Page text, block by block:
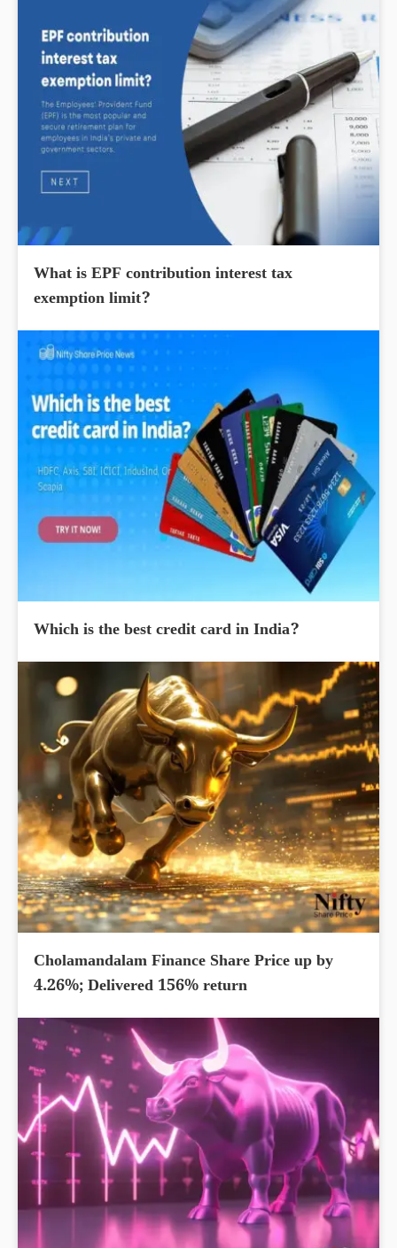
What is EPF contribution interest tax
exemption limit?
Which is the best credit card in India?
Cholamandalam Finance Share Price up by
4.26%; Delivered 156% return